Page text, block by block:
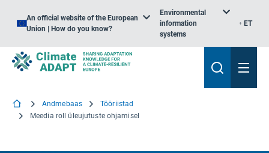
An official website of the European
Union | How do you know?
Environmental
information
systems
ET
Andmebaas
Tööriistad
Meedia roll üleujutuste ohjamisel